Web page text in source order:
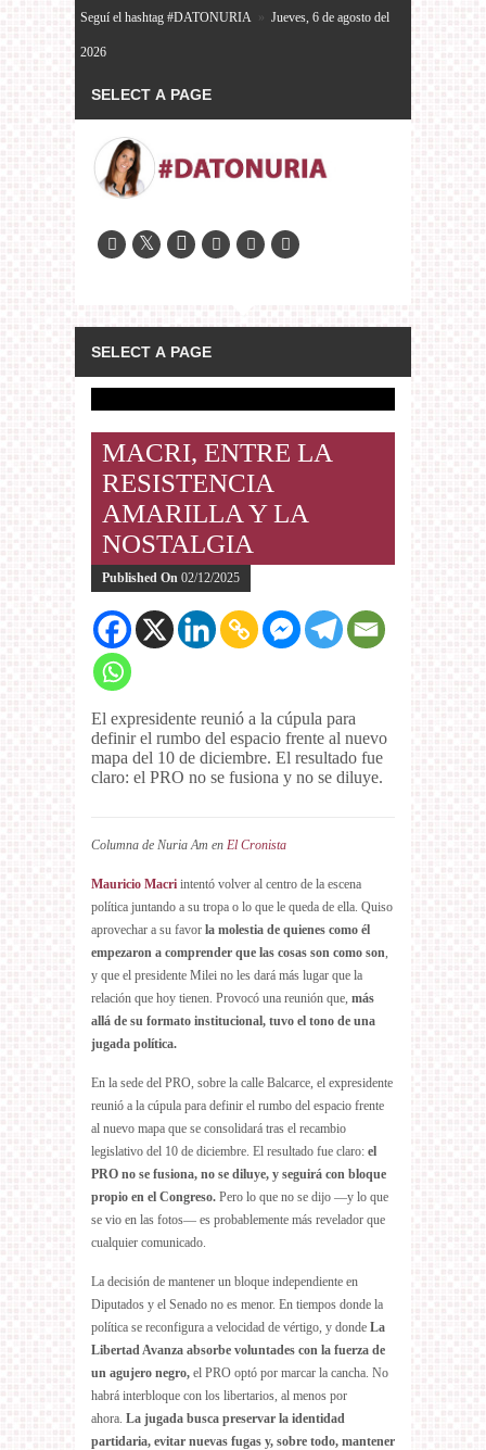
Seguí el hashtag #DATONURIA » Jueves, 6 de agosto del
2026
MACRI, ENTRE LA
RESISTENCIA
AMARILLA Y LA
NOSTALGIA
Published On 02/12/2025
El expresidente reunió a la cúpula para
definir el rumbo del espacio frente al nuevo
mapa del 10 de diciembre. El resultado fue
claro: el PRO no se fusiona y no se diluye.
Columna de Nuria Am en El Cronista
Mauricio Macri intentó volver al centro de la escena
política juntando a su tropa o lo que le queda de ella. Quiso
aprovechar a su favor la molestia de quienes como él
empezaron a comprender que las cosas son como son,
y que el presidente Milei no les dará más lugar que la
relación que hoy tienen. Provocó una reunión que, más
allá de su formato institucional, tuvo el tono de una
jugada política.
En la sede del PRO, sobre la calle Balcarce, el expresidente
reunió a la cúpula para definir el rumbo del espacio frente
al nuevo mapa que se consolidará tras el recambio
legislativo del 10 de diciembre. El resultado fue claro: el
PRO no se fusiona, no se diluye, y seguirá con bloque
propio en el Congreso. Pero lo que no se dijo —y lo que
se vio en las fotos— es probablemente más revelador que
cualquier comunicado.
La decisión de mantener un bloque independiente en
Diputados y el Senado no es menor. En tiempos donde la
política se reconfigura a velocidad de vértigo, y donde La
Libertad Avanza absorbe voluntades con la fuerza de
un agujero negro, el PRO optó por marcar la cancha. No
habrá interbloque con los libertarios, al menos por
ahora. La jugada busca preservar la identidad
partidaria, evitar nuevas fugas y, sobre todo, mantener